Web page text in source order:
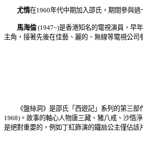
尤情在1960年代中期加入邵氏，期間參與
馬海倫(1947~)是香港知名的電視演員，早
主角，接著先後在佳藝、麗的、無線等電視公
《盤絲洞》是邵氏「西遊記」系列的第三部作
1968)。故事的軸心人物唐三藏、豬八戒、沙悟
是絕對重要的，例如丁紅飾演的鐵扇公主僅佔